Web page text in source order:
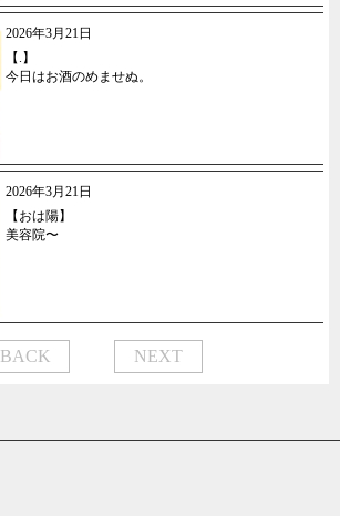
2026年3月21日
【.】
今日はお酒のめませぬ。
2026年3月21日
【おは陽】
美容院〜
BACK NEXT